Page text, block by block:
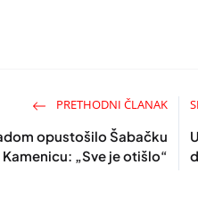
PRETHODNI ČLANAK
opustošilo Šabačku
Kamenicu: „Sve je otišlo“